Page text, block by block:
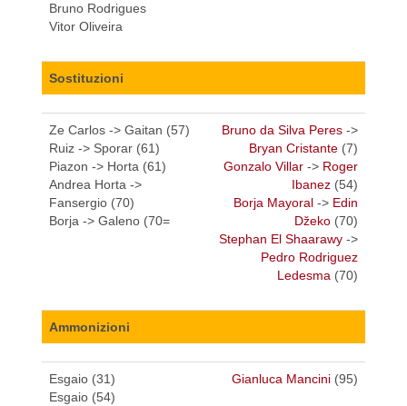
Bruno Rodrigues
Vitor Oliveira
Sostituzioni
Ze Carlos -> Gaitan (57)
Ruiz -> Sporar (61)
Piazon -> Horta (61)
Andrea Horta ->
Fansergio (70)
Borja -> Galeno (70=
Bruno da Silva Peres ->
Bryan Cristante (7)
Gonzalo Villar -> Roger
Ibanez (54)
Borja Mayoral -> Edin
Džeko (70)
Stephan El Shaarawy ->
Pedro Rodriguez
Ledesma (70)
Ammonizioni
Esgaio (31)
Esgaio (54)
Gianluca Mancini (95)